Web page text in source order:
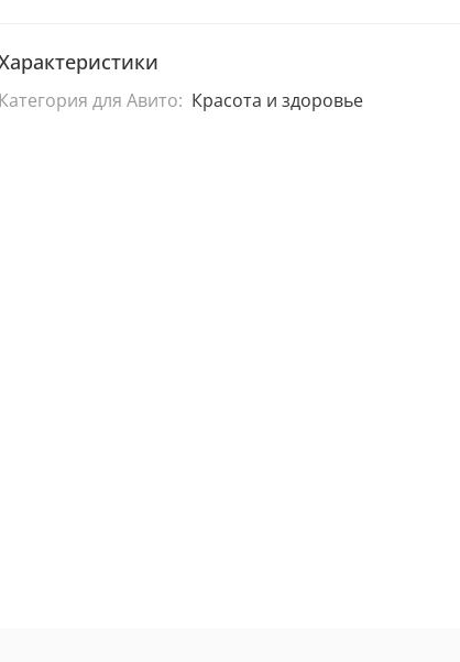
Категория для Авито: Красота и здоровье